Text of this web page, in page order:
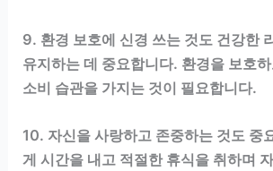
9. 환경 보호에 신경 쓰는 것도 건강한
유지하는 데 중요합니다. 환경을 보호
소비 습관을 가지는 것이 필요합니다.
10. 자신을 사랑하고 존중하는 것도 중
게 시간을 내고 적절한 휴식을 취하며